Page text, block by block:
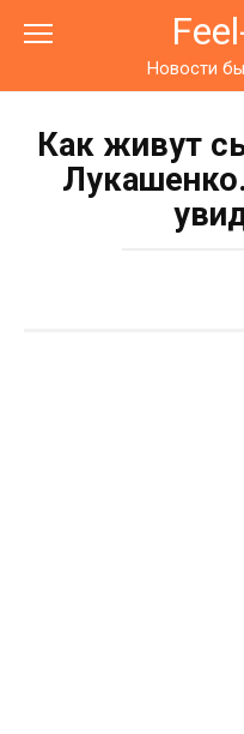
Новости
Как живут